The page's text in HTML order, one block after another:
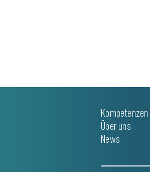
Kompetenzen
Über uns
News